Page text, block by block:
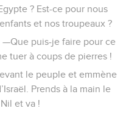
? Est-ce pour nous
et nos troupeaux ?
—Que puis-je faire pour ce
tuer à coups de pierres !
le peuple et emmène
Prends à la main le
et va !